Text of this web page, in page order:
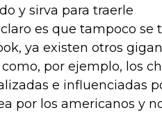
y sirva para traerle
es que tampoco se
ya existen otros
por ejemplo, los
e influenciadas
por los americanos y